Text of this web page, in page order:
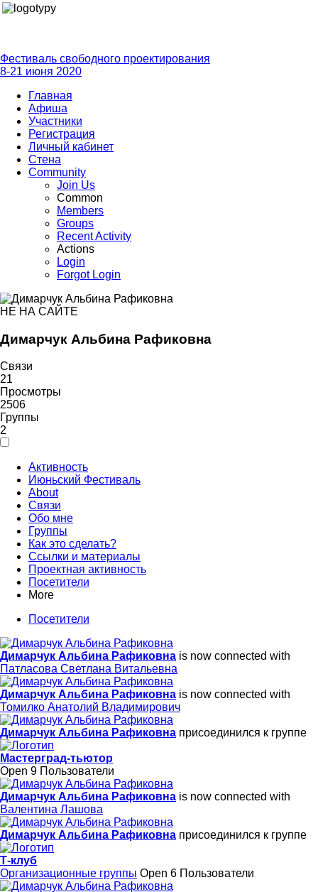
Фестиваль свободного проектирования
8-21 июня 2020
Главная
Афиша
Участники
Регистрация
Личный кабинет
Стена
Community
Join Us
Common
Members
Groups
Recent Activity
Actions
Login
Forgot Login
НЕ НА САЙТЕ
Димарчук Альбина Рафиковна
Связи
21
Просмотры
2506
Группы
2
Активность
Июньский Фестиваль
About
Связи
Обо мне
Группы
Как это сделать?
Ссылки и материалы
Проектная активность
Посетители
More
Посетители
Димарчук Альбина Рафиковна is now connected with
Патласова Светлана Витальевна
Димарчук Альбина Рафиковна is now connected with
Томилко Анатолий Владимирович
Димарчук Альбина Рафиковна присоединился к группе
Мастерград-тьютор
Open 9 Пользователи
Димарчук Альбина Рафиковна is now connected with
Валентина Лашова
Димарчук Альбина Рафиковна присоединился к группе
Т-клуб
Организационные группы Open 6 Пользователи